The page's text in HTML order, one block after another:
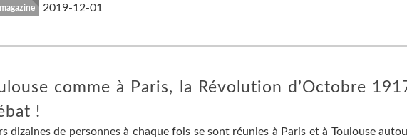
2019-12-01
comme à Paris, la Révolution d’Octobre
!
dizaines de personnes à chaque fois se sont réunies à Paris et à Toulouse